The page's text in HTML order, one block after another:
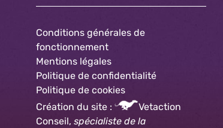
Conditions générales de
fonctionnement
Mentions légales
Politique de confidentialité
Politique de cookies
Création du site :
Vetaction
Conseil, spécialiste de la